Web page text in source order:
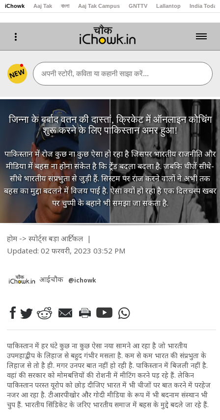
iChowk Aaj Tak বাংলা Aaj Tak Campus GNTTV Lallantop India Today
NEW अपनी स्टोरी, कविता या कहानी साझा करें...
जिन्ना के बर्बाद वतन की दास्तां, क्रिकेट में ऑनलाइन कोचिंग
शुरू करने के लिए पाकिस्तान अमर हुआ!
पाकिस्तान में रोज कुछ ना कुछ ऐसा हो रहा है जिसपर भारतीय राजनीति और
मीडिया में बहस ना होना संकेत है कि ट्रेंड बदला बदला है. जबकि चीजें सीधे-
सीधे भारतीय संप्रभुता से जुड़ी हैं. सिस्टम पर राज करने वालों ने अभी तक
बहस का मुद्दा बदलने में विजय पाई है. ऐसा क्यों हो रहा है एक दिलचस्प खबर
पर चुप्पी के बहाने भी समझा जा सकता है.
होम-> स्पोर्ट्स बड़ा आर्टिकल |
Updated: 02 फरवरी, 2023 03:52 PM
आईचौक @ichowk
पाकिस्तान में हर घंटे कुछ ना कुछ ऐसा नया सामने आ रहा है जो भारतीय
उपमहाद्वीप के लिहाज से बहुद गंभीर मसला है. कम से कम भारत की संप्रभुता के
लिहाज से तो है ही. मगर उनपर बात नहीं हो रही है. पाकिस्तान में बिजली नहीं है.
वहां की सरकार को मोमबत्तियों की रोशनी में मीटिंग करने पड़ रहे हैं. लेकिन
पाकिस्तान परस्त यूरोप को छोड़ दीजिए भारत में भी चीजों पर बात करने में परहेज
नजर आ रहा है. टीआरपीखोर और गोदी मीडिया के रूप में भी बदनाम संस्थान भी
चुप हैं. भारतीय सिंडिकेट के जरिए भारतीय समाज में बहस के मुद्दे बदले जा रहे हैं.